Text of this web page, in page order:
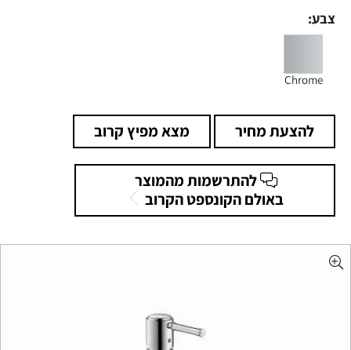
צבע:
Chrome
להצעת מחיר מצא מפיץ קרוב
להתרשמות מהמוצר
באולם הקונספט הקרוב